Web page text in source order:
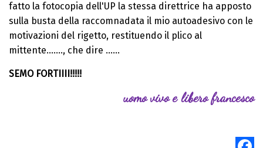
fatto la fotocopia dell'UP la stessa direttrice ha apposto
sulla busta della raccomnadata il mio autoadesivo con le
motivazioni del rigetto, restituendo il plico al
mittente......., che dire ......
SEMO FORTIIII!!!!!
uomo vivo e libero francesco